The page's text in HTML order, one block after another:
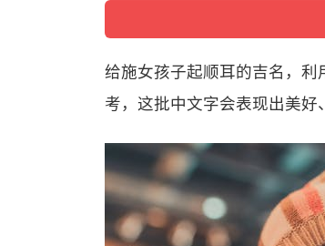
给施女孩子起顺耳的吉名，
考，这批中文字会表现出美好